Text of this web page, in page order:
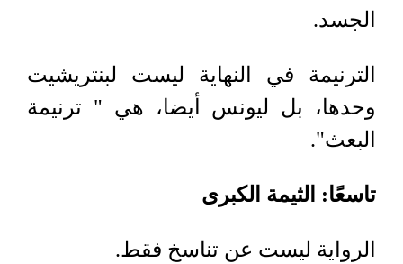
الجسد.
الترنيمة في النهاية ليست لبنتريشيت
وحدها، بل ليونس أيضا، هي " ترنيمة
البعث".
تاسعًا: الثيمة الكبرى
الرواية ليست عن تناسخ فقط.